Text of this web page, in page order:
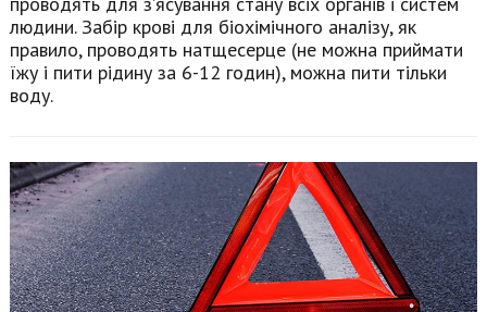
людини. Забір крові для біохімічного аналізу, як
правило, проводять натщесерце (не можна приймати
їжу і пити рідину за 6-12 годин), можна пити тільки
воду.